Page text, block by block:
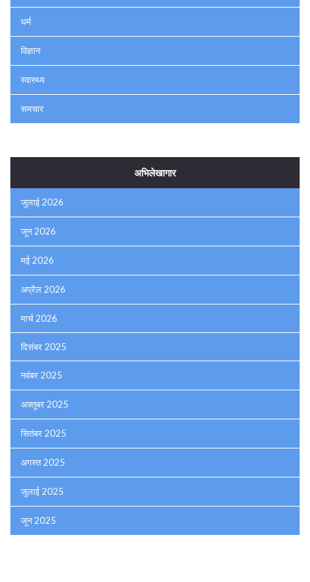
धर्म
विज्ञान
स्वास्थ्य
समचार
अभिलेखागार
जुलाई 2026
जून 2026
मई 2026
अप्रैल 2026
मार्च 2026
दिसंबर 2025
नवंबर 2025
अक्तूबर 2025
सितंबर 2025
अगस्त 2025
जुलाई 2025
जून 2025